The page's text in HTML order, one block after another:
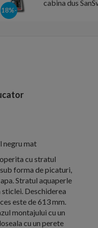
-18%
cabina dus
negru mat
cu stratul
forma de picaturi,
Stratul aquaperle
Deschiderea
este de 613 mm.
montajului cu un
cu un perete